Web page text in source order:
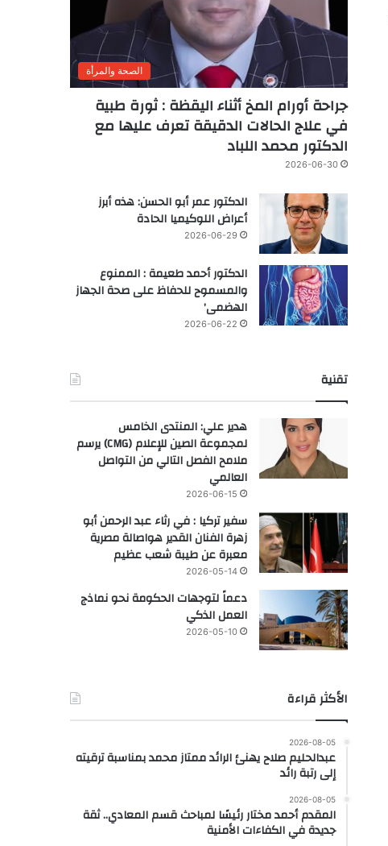
الصحة والمرأة
جراحة أورام المخ أثناء اليقظة : ثورة طبية
في علاج الحالات الدقيقة تعرف عليها مع
الدكتور محمد اللباد
2026-06-30
الدكتور عمر أبو الحسن: هذه أبرز
أعراض اللوكيميا الحادة
2026-06-29
الدكتور أحمد طعيمة : الممنوع
والمسموح للحفاظ على صحة الجهاز
الهضمى’
2026-06-22
تقنية
هدير علي: المنتدى الخامس
لمجموعة الصين للإعلام (CMG) يرسم
ملامح الفصل التالي من التواصل
العالمي
2026-06-15
سفير تركيا : في رثاء عبد الرحمن أبو
زهرة الفنان القدير هواصالة مصرية
معبرة عن طيبة شعب عظيم
2026-05-14
دعماً لتوجهات الحكومة نحو نماذج
العمل الذكي
2026-05-10
الأكثر قراءة
2026-08-05
عبدالحليم صلاح يهنئ الرائد ممتاز محمد بمناسبة ترقيته
إلى رتبة رائد
2026-08-05
المقدم أحمد مختار رئيسًا لمباحث قسم المعادي.. ثقة
جديدة في الكفاءات الأمنية